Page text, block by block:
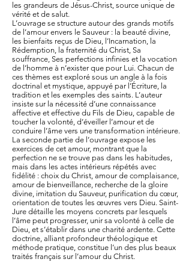
les grandeurs de Jésus-Christ, source unique de
vérité et de salut.
L’ouvrage se structure autour des grands motifs
de l’amour envers le Sauveur : la beauté divine,
les bienfaits reçus de Dieu, l’Incarnation, la
Rédemption, la fraternité du Christ, Sa
souffrance, Ses perfections infinies et la vocation
de l’homme à n’exister que pour Lui. Chacun de
ces thèmes est exploré sous un angle à la fois
doctrinal et mystique, appuyé par l’Écriture, la
tradition et les exemples des saints. L’auteur
insiste sur la nécessité d’une connaissance
affective et effective du Fils de Dieu, capable de
toucher la volonté, d’éveiller l’amour et de
conduire l’âme vers une transformation intérieure.
La seconde partie de l’ouvrage expose les
exercices de cet amour, montrant que la
perfection ne se trouve pas dans les habitudes,
mais dans les actes intérieurs répétés avec
fidélité : choix du Christ, amour de complaisance,
amour de bienveillance, recherche de la gloire
divine, imitation du Sauveur, purification du cœur,
orientation de toutes les œuvres vers Dieu. Saint-
Jure détaille les moyens concrets par lesquels
l’âme peut progresser, unir sa volonté à celle de
Dieu, et s’établir dans une charité ardente. Cette
doctrine, alliant profondeur théologique et
méthode pratique, constitue l’un des plus beaux
traités français sur l’amour du Christ.